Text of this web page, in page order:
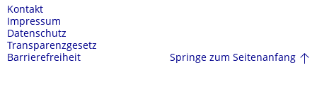
Kontakt
Impressum
Datenschutz
Transparenzgesetz
Barrierefreiheit
Springe zum Seitenanfang